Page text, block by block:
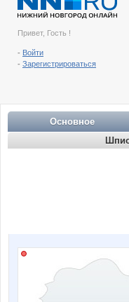
Привет, Гость !
- Войти
- Зарегистрироваться
Основное